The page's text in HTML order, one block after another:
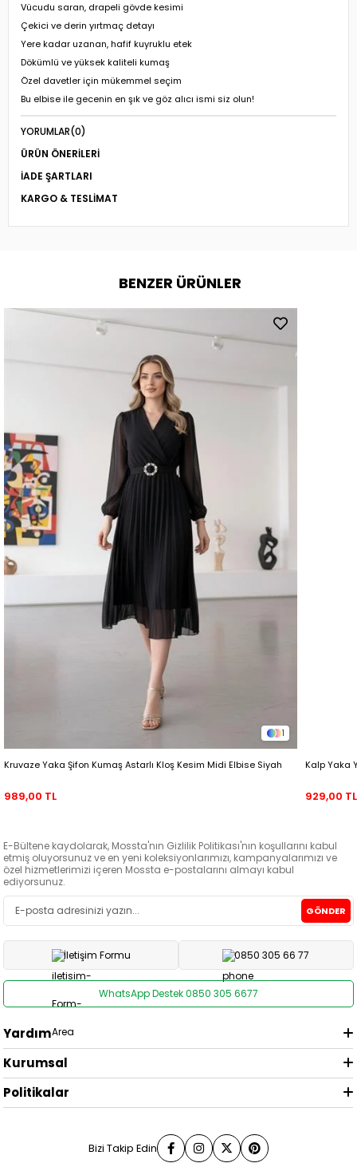
Vücudu saran, drapeli gövde kesimi
Çekici ve derin yırtmaç detayı
Yere kadar uzanan, hafif kuyruklu etek
Dökümlü ve yüksek kaliteli kumaş
Özel davetler için mükemmel seçim
Bu elbise ile gecenin en şık ve göz alıcı ismi siz olun!
YORUMLAR(0)
ÜRÜN ÖNERILERI
İADE ŞARTLARI
KARGO & TESLIMAT
BENZER ÜRÜNLER
1
Kruvaze Yaka Şifon Kumaş Astarlı Kloş Kesim Midi Elbise Siyah
989,00 TL
Kalp Yaka
929,00 TL
E-Bültene kaydolarak, Mossta'nın Gizlilik Politikası'nın koşullarını kabul
etmiş oluyorsunuz ve en yeni koleksiyonlarımızı, kampanyalarımızı ve
özel hizmetlerimizi içeren Mossta e-postalarını almayı kabul
ediyorsunuz.
GÖNDER
İletişim Formu 0850 305 66 77
WhatsApp Destek 0850 305 6677
Yardım
Kurumsal
Politikalar
Bizi Takip Edin